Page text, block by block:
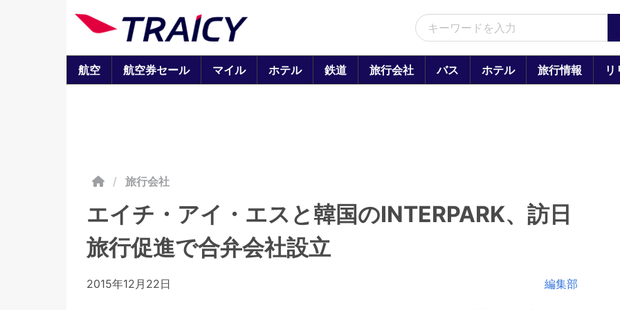
航空 航空券セール マイル ホテル 鉄道 旅行会社 バス ホテル 旅行情報 リ
/ 旅行会社
エイチ・アイ・エスと韓国のINTERPARK、訪日
旅行促進で合弁会社設立
2015年12月22日 編集部